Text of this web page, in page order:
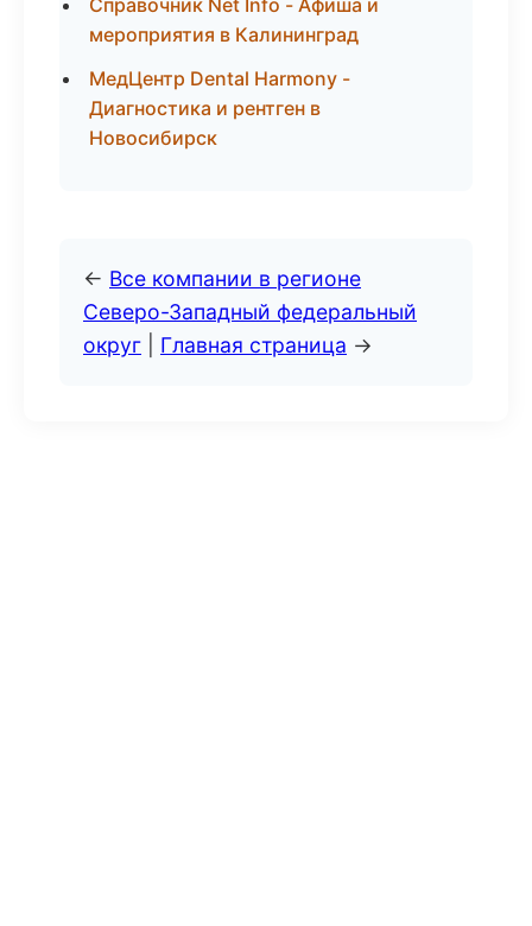
Справочник Net Info - Афиша и
мероприятия в Калининград
МедЦентр Dental Harmony -
Диагностика и рентген в
Новосибирск
← Все компании в регионе
Северо-Западный федеральный
округ
Главная страница →